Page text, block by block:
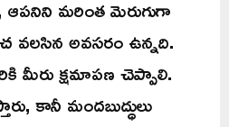
మరింత మెరుగుగా
అవసరం ఉన్నది.
మీరు క్షమాపణ చెప్పాలి.
కానీ మందబుద్ధులు